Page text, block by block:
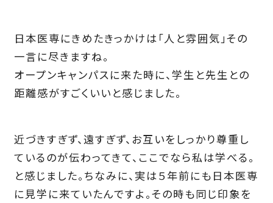
日本医専にきめたきっかけは「人と雰囲気」その
一言に尽きますね。
オープンキャンパスに来た時に、学生と先生との
距離感がすごくいいと感じました。
近づきすぎず、遠すぎず、お互いをしっかり尊重し
ているのが伝わってきて、ここでなら私は学べる。
と感じました。ちなみに、実は５年前にも日本医専
に見学に来ていたんですよ。その時も同じ印象を